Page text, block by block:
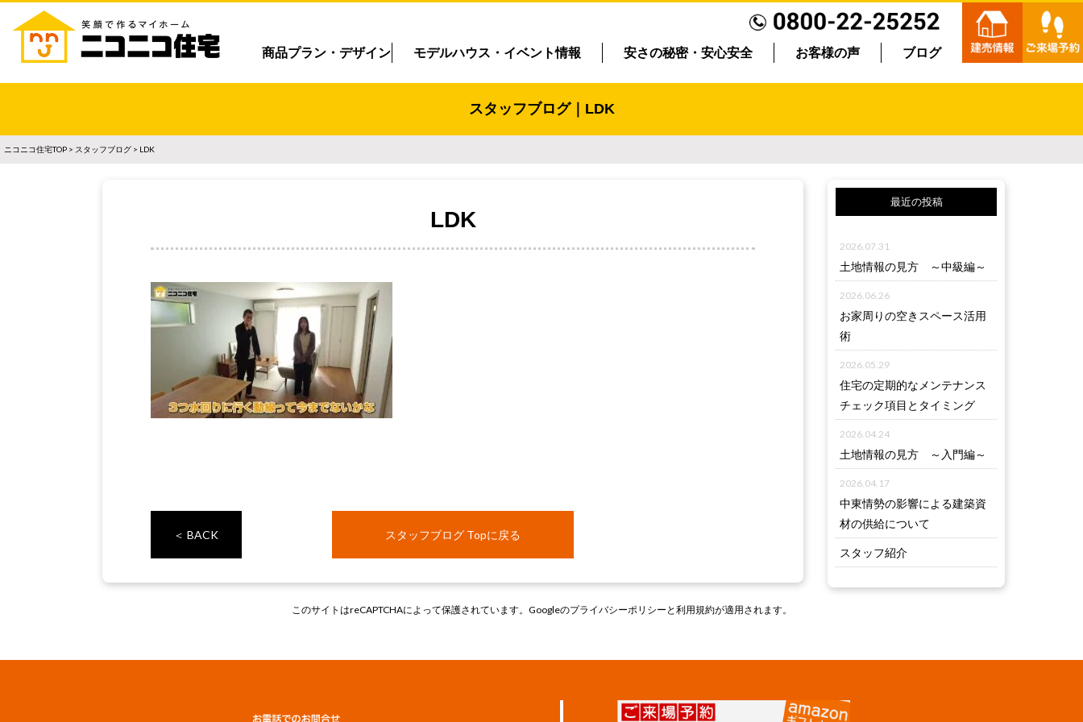
商品プラン・デザイン モデルハウス・イベント情報 安さの秘密・安心安全 お客様の声 ブログ
スタッフブログ｜LDK
ニコニコ住宅TOP > スタッフブログ > LDK
LDK
＜ BACK スタッフブログ Topに戻る
最近の投稿
2026.07.31
土地情報の見方 ～中級編～
2026.06.26
お家周りの空きスペース活用
術
2026.05.29
住宅の定期的なメンテナンス
チェック項目とタイミング
2026.04.24
土地情報の見方 ～入門編～
2026.04.17
中東情勢の影響による建築資
材の供給について
スタッフ紹介
このサイトはreCAPTCHAによって保護されています。Googleのプライバシーポリシー と利用規約が適用されます。